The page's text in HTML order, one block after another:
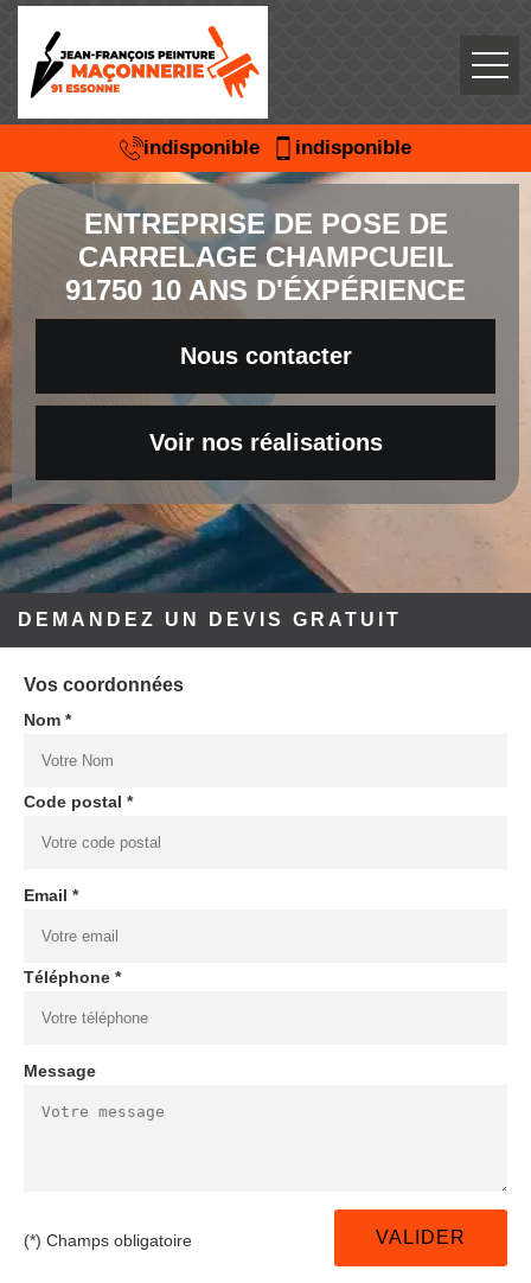
indisponible indisponible
ENTREPRISE DE POSE DE
CARRELAGE CHAMPCUEIL
91750 10 ANS D'ÉXPÉRIENCE
Nous contacter
Voir nos réalisations
DEMANDEZ UN DEVIS GRATUIT
Vos coordonnées
Nom *
Code postal *
Email *
Téléphone *
Message
(*) Champs obligatoire